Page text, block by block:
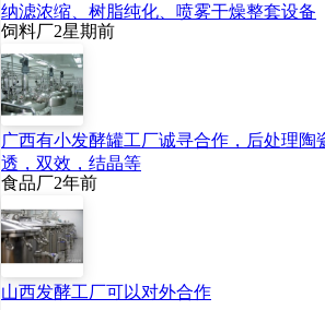
纳滤浓缩、树脂纯化、喷雾干燥整套设备
饲料厂2星期前
广西有小发酵罐工厂诚寻合作，后处理陶
透，双效，结晶等
食品厂2年前
山西发酵工厂可以对外合作